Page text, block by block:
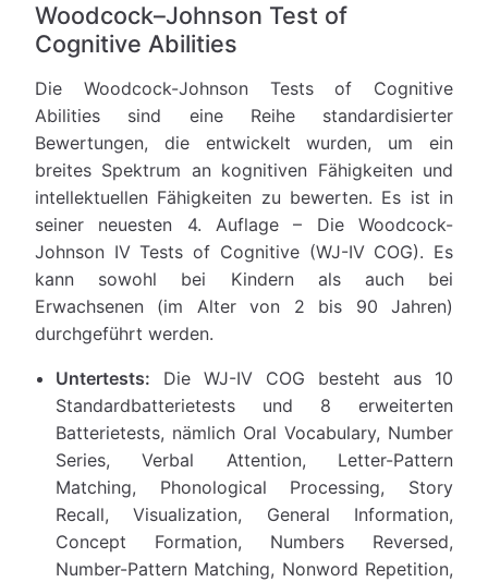
Woodcock–Johnson Test of
Cognitive Abilities
Die Woodcock-Johnson Tests of Cognitive
Abilities sind eine Reihe standardisierter
Bewertungen, die entwickelt wurden, um ein
breites Spektrum an kognitiven Fähigkeiten und
intellektuellen Fähigkeiten zu bewerten. Es ist in
seiner neuesten 4. Auflage – Die Woodcock-
Johnson IV Tests of Cognitive (WJ-IV COG). Es
kann sowohl bei Kindern als auch bei
Erwachsenen (im Alter von 2 bis 90 Jahren)
durchgeführt werden.
Untertests: Die WJ-IV COG besteht aus 10
Standardbatterietests und 8 erweiterten
Batterietests, nämlich Oral Vocabulary, Number
Series, Verbal Attention, Letter-Pattern
Matching, Phonological Processing, Story
Recall, Visualization, General Information,
Concept Formation, Numbers Reversed,
Number-Pattern Matching, Nonword Repetition,